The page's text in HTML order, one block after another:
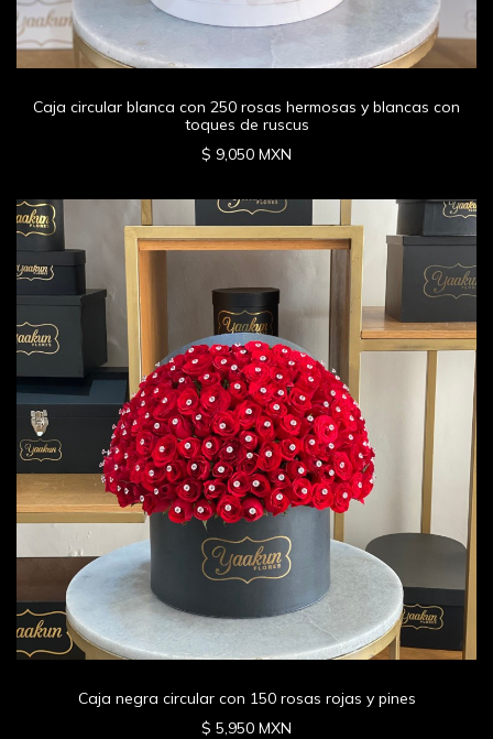
Caja circular blanca con 250 rosas hermosas y blancas con
toques de ruscus
$ 9,050 MXN
Caja negra circular con 150 rosas rojas y pines
$ 5,950 MXN